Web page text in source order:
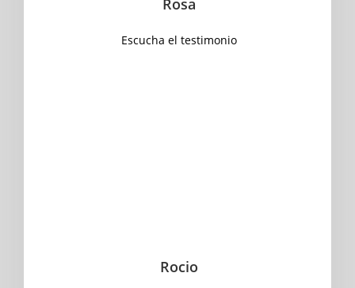
Escucha el testimonio
Rocio